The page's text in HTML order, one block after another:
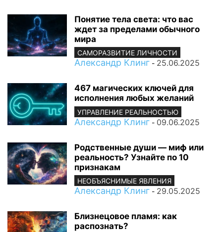
Понятие тела света: что вас
ждет за пределами обычного
мира
САМОРАЗВИТИЕ ЛИЧНОСТИ
Александр Клинг - 25.06.2025
467 магических ключей для
исполнения любых желаний
УПРАВЛЕНИЕ РЕАЛЬНОСТЬЮ
Александр Клинг - 09.06.2025
Родственные души — миф или
реальность? Узнайте по 10
признакам
НЕОБЪЯСНИМЫЕ ЯВЛЕНИЯ
Александр Клинг - 29.05.2025
Близнецовое пламя: как
распознать?